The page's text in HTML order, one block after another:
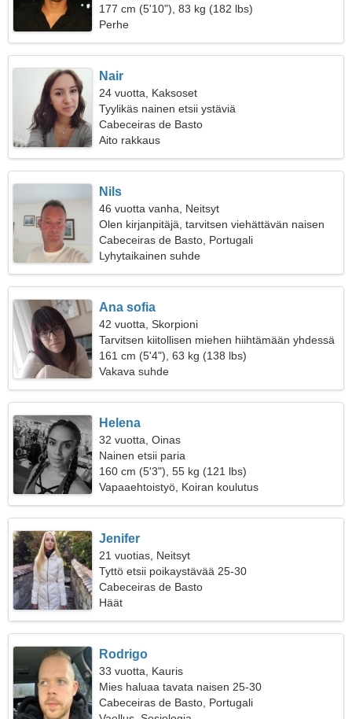
177 cm (5'10"), 83 kg (182 lbs)
Perhe
Nair
24 vuotta, Kaksoset
Tyylikäs nainen etsii ystäviä
Cabeceiras de Basto
Aito rakkaus
Nils
46 vuotta vanha, Neitsyt
Olen kirjanpitäjä, tarvitsen viehättävän naisen
Cabeceiras de Basto, Portugali
Lyhytaikainen suhde
Ana sofia
42 vuotta, Skorpioni
Tarvitsen kiitollisen miehen hiihtämään yhdessä
161 cm (5'4"), 63 kg (138 lbs)
Vakava suhde
Helena
32 vuotta, Oinas
Nainen etsii paria
160 cm (5'3"), 55 kg (121 lbs)
Vapaaehtoistyö, Koiran koulutus
Jenifer
21 vuotias, Neitsyt
Tyttö etsii poikaystävää 25-30
Cabeceiras de Basto
Häät
Rodrigo
33 vuotta, Kauris
Mies haluaa tavata naisen 25-30
Cabeceiras de Basto, Portugali